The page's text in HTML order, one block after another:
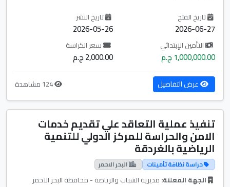
تاريخ الفتح
2026-06-27
تاريخ النشر
2026-05-26
التأمين الإبتدائي
1,000,000.00 ج.م
سعر الكراسة
2,000.00 ج.م
عرض التفاصيل
تنفيذ عملية التعاقد علي تقديم خدمات
الامن والحراسة للمركز الدولي للتنمية
الرياضية بالغردقة
حراسة نظافة تأمينات البحر الاحمر
الجهة المعلنة: مديرية الشباب والرياضة - محافظة البحر الاحمر